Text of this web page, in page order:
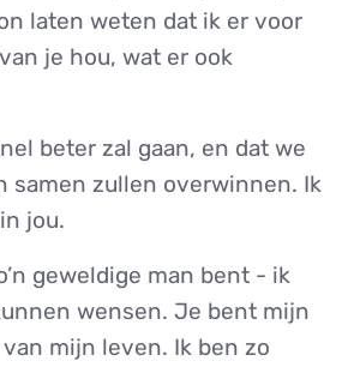
laten weten dat ik er voor
je hou, wat er ook
beter zal gaan, en dat we
samen zullen overwinnen. Ik
jou.
geweldige man bent - ik
wensen. Je bent mijn
mijn leven. Ik ben zo